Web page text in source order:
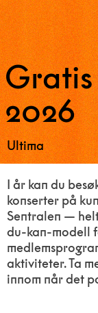
2026
Ultima
I år kan du
konserter på
Sentralen —
du-kan-modell
aktiviteter. Ta
innom når det